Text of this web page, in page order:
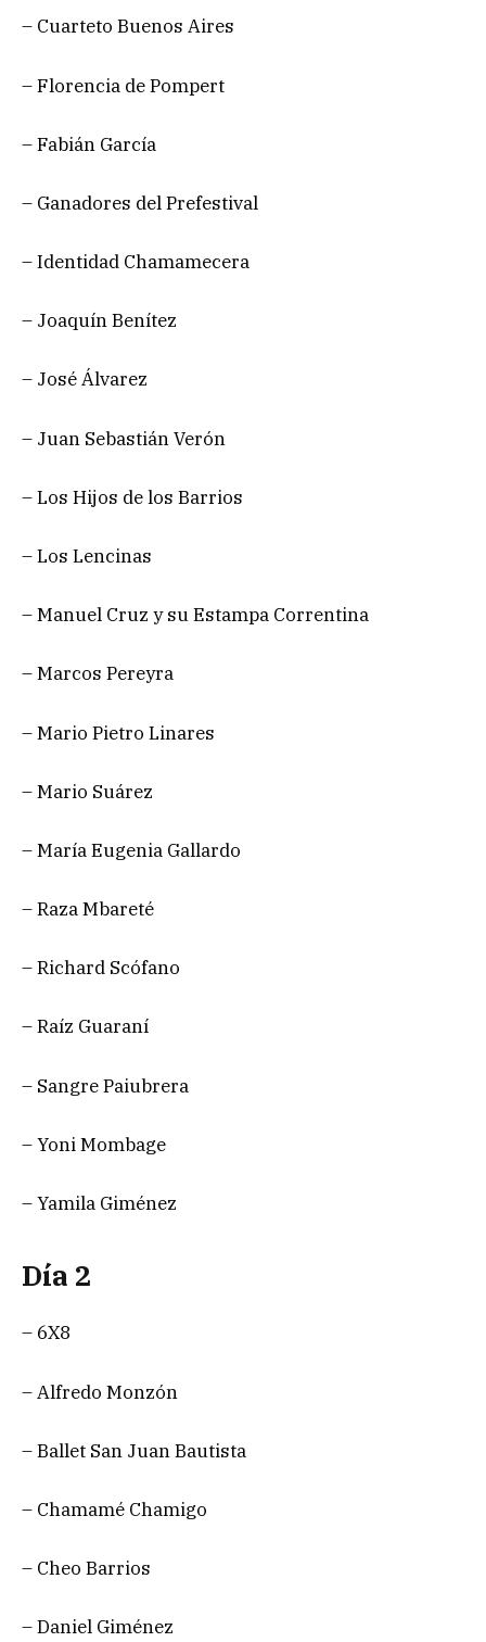
– Cuarteto Buenos Aires
– Florencia de Pompert
– Fabián García
– Ganadores del Prefestival
– Identidad Chamamecera
– Joaquín Benítez
– José Álvarez
– Juan Sebastián Verón
– Los Hijos de los Barrios
– Los Lencinas
– Manuel Cruz y su Estampa Correntina
– Marcos Pereyra
– Mario Pietro Linares
– Mario Suárez
– María Eugenia Gallardo
– Raza Mbareté
– Richard Scófano
– Raíz Guaraní
– Sangre Paiubrera
– Yoni Mombage
– Yamila Giménez
Día 2
– 6X8
– Alfredo Monzón
– Ballet San Juan Bautista
– Chamamé Chamigo
– Cheo Barrios
– Daniel Giménez